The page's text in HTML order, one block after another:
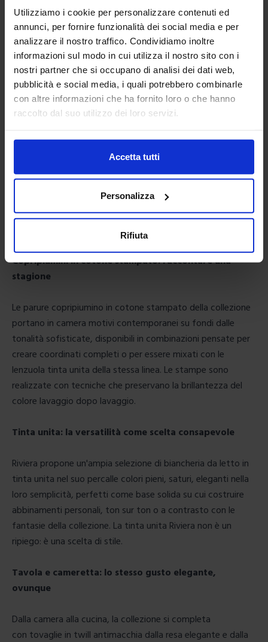
Utilizziamo i cookie per personalizzare contenuti ed
annunci, per fornire funzionalità dei social media e per
analizzare il nostro traffico. Condividiamo inoltre
informazioni sul modo in cui utilizza il nostro sito con i
nostri partner che si occupano di analisi dei dati web,
pubblicità e social media, i quali potrebbero combinarle
con altre informazioni che ha fornito loro o che hanno
raccolto dal suo utilizzo dei loro servizi.
Accetta tutti
Personalizza
Rifiuta
come malva, ottanio e senape, studiati per adattarsi sia ad
ambienti classici che a interni dal taglio più contemporaneo.
I motivi decorativi giocano su geometrie delicate e pattern
dalla sensibilità moderna, senza eccessi, perfetti per
lenzuola che non fanno sudare.
Stone washed: il bello dell'imperfezione
Itrapuntinicon finitura stone washed introducono nella
collezione un'anima più materica e disinvolta. Il trattamento
leggermente vissuto, come se fosse già stato amato e
usato a lungo, e il grande vantaggio pratico di non
richiedere stiratura. Sono perfetti per chi ama un letto
dall'aspetto curato ma rilassato, senza rigidità.
Copripiumini in cotone stampato: raccontare una
stagione
Le parure copripiumino in cotone stampato della collezione
portano in camera motivi contemporanei su fondi dalle
tonalità sofisticate, disponibili in combinazioni pensate per
creare coordinati completi o per essere mixati con le
lenzuola tinta unita della stessa linea. Le stampe sono
realizzate con tecniche che preservano la brillantezza del
colore lavaggio dopo lavaggio.
Tinta unita: la versatilità come scelta consapevole
Riviera propone un'ampia selezione di biancheria da letto in
tinta unita nel suo percalle colori pieni, saturi, eleganti nella
loro semplicità, perfetti come base solida su cui costruire
abbinamenti personali, ton sur ton o a contrasto con le
fantasie della collezione. La tinta unita Riviera non è un
ripiego: è una scelta di stile.
Tavola e cameretta: lo stesso gusto elegante,
ovunque
Dalla camera alla cucina, la collezione si completa
con tovaglie in twill antimacchia dalla resa elegante e dalla